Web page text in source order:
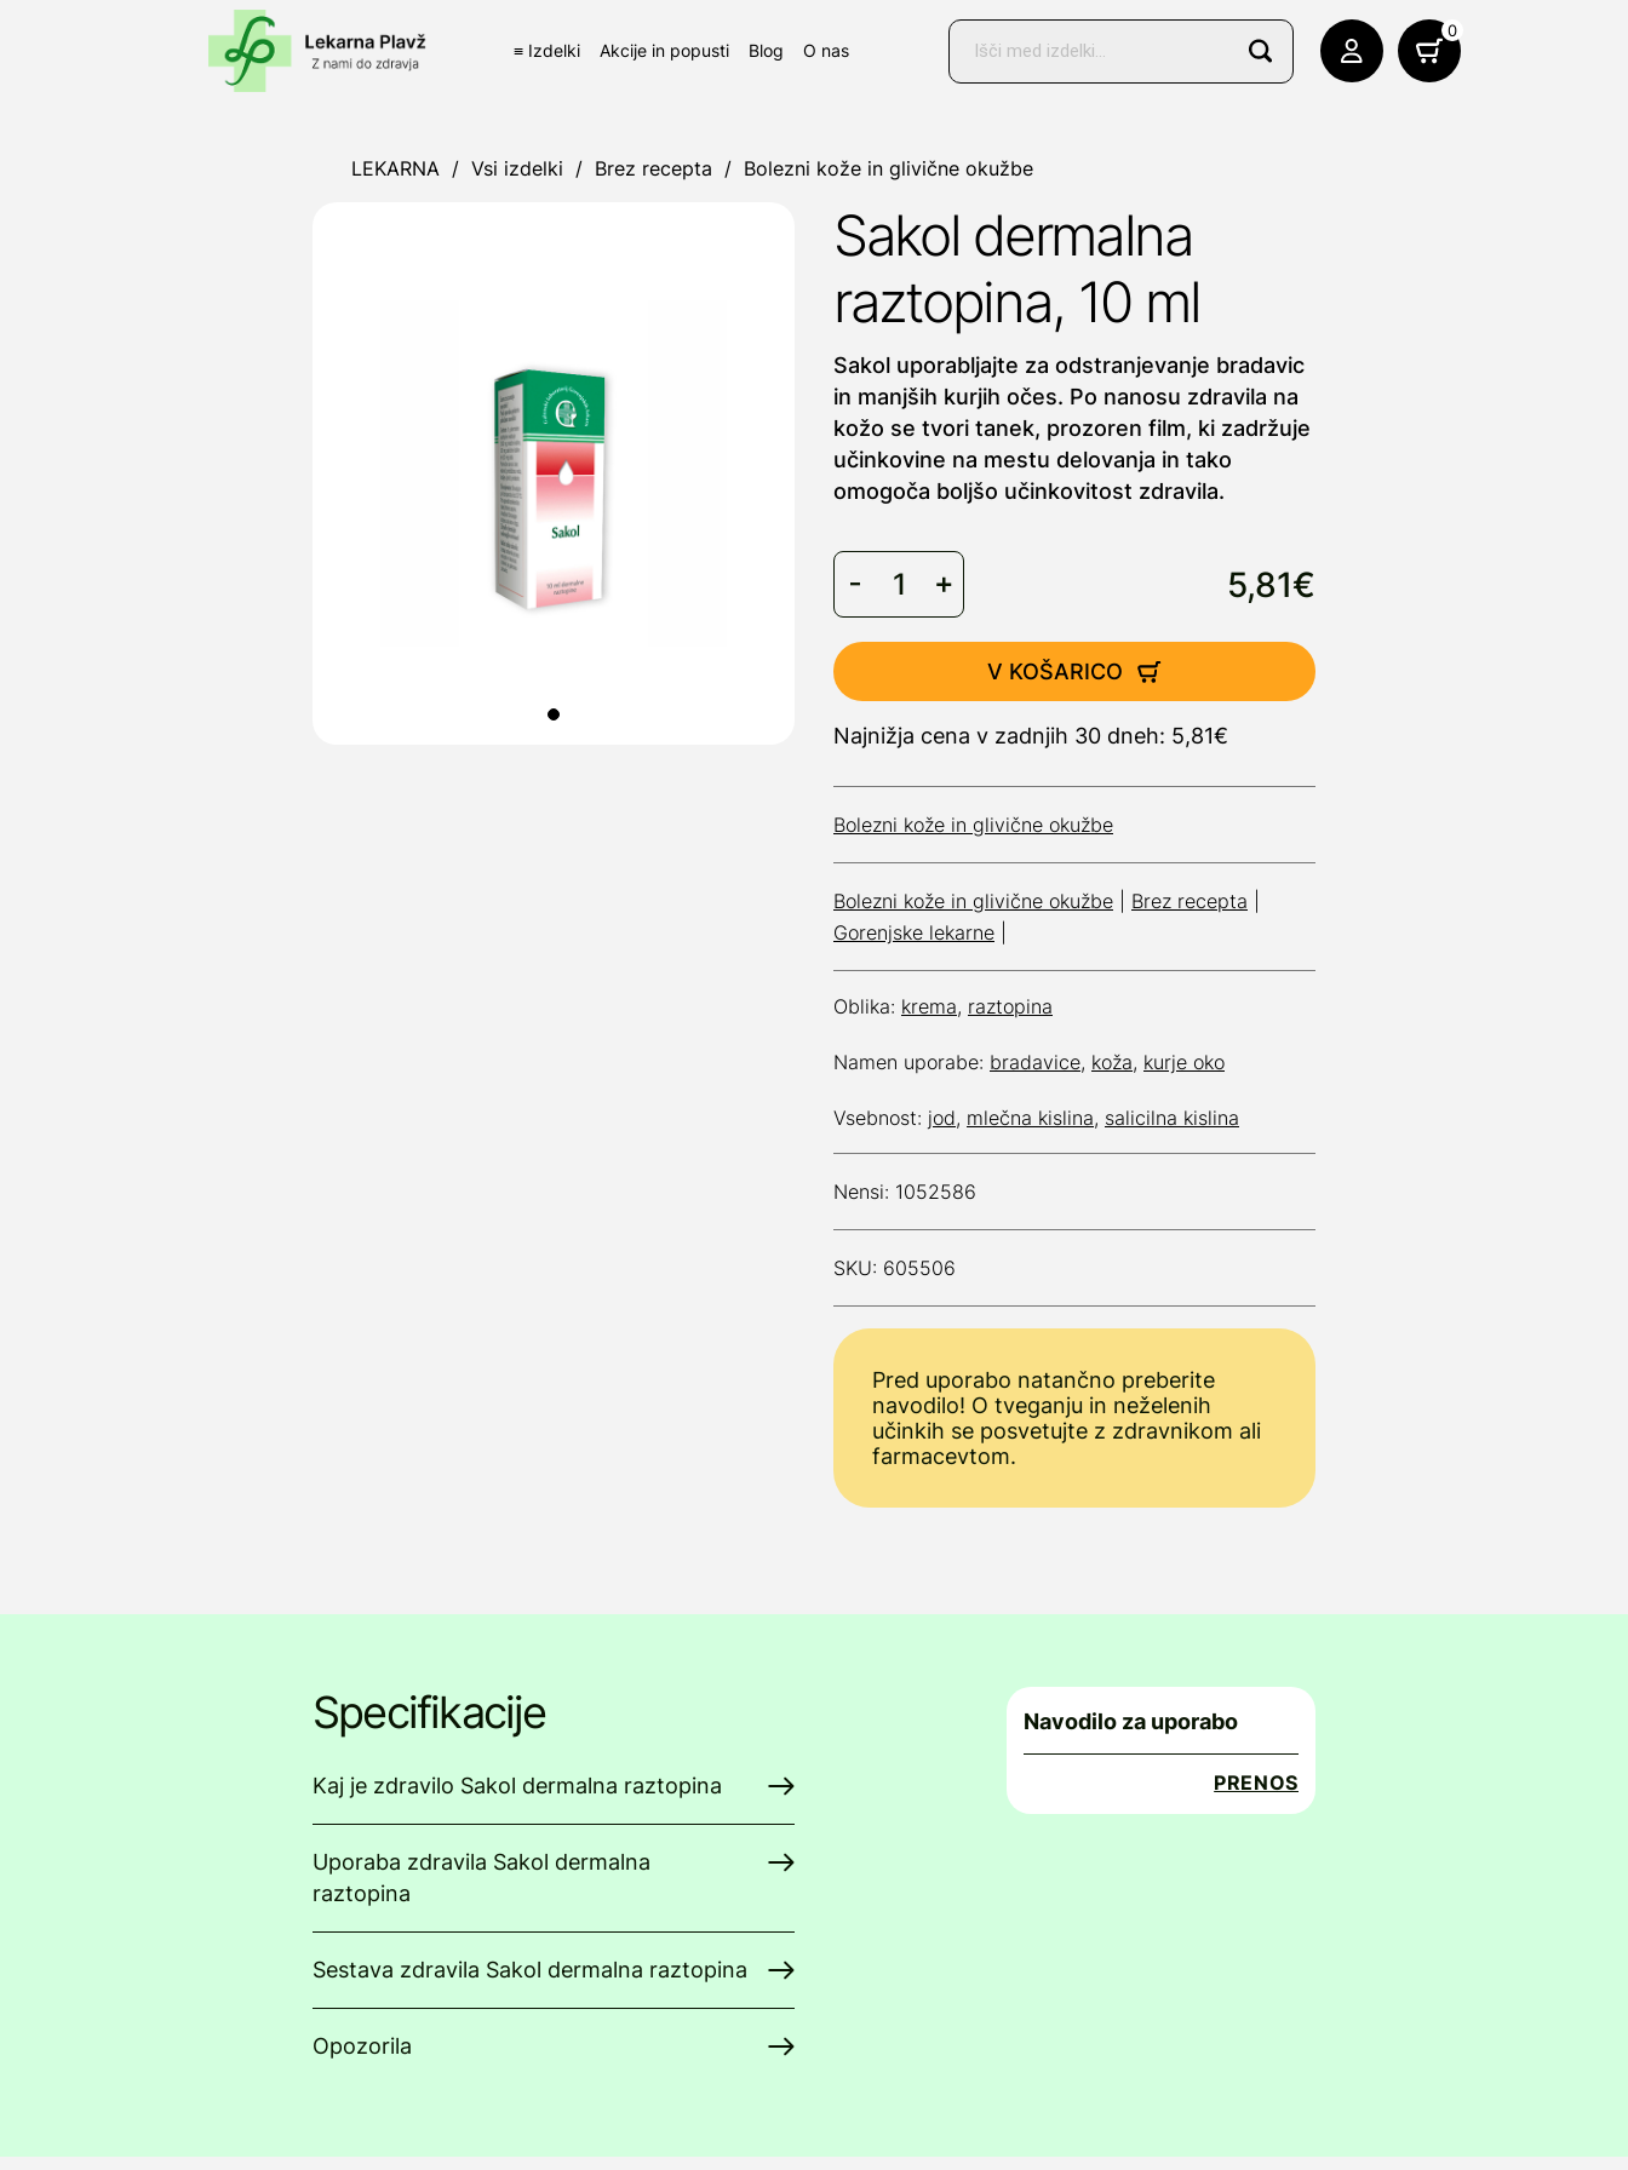
≡ Izdelki Akcije in popusti Blog O nas
Products
search
0
LEKARNA / Vsi izdelki / Brez recepta / Bolezni kože in glivične okužbe
Sakol dermalna
raztopina, 10 ml
Sakol uporabljajte za odstranjevanje bradavic
in manjših kurjih očes. Po nanosu zdravila na
kožo se tvori tanek, prozoren film, ki zadržuje
učinkovine na mestu delovanja in tako
omogoča boljšo učinkovitost zdravila.
5,81€
V KOŠARICO
Najnižja cena v zadnjih 30 dneh: 5,81€
Bolezni kože in glivične okužbe
Bolezni kože in glivične okužbe Brez recepta
Gorenjske lekarne
Oblika: krema, raztopina
Namen uporabe: bradavice, koža, kurje oko
Vsebnost: jod, mlečna kislina, salicilna kislina
Nensi: 1052586
SKU: 605506
Pred uporabo natančno preberite
navodilo! O tveganju in neželenih
učinkih se posvetujte z zdravnikom ali
farmacevtom.
Specifikacije
Kaj je zdravilo Sakol dermalna raztopina
Uporaba zdravila Sakol dermalna
raztopina
Sestava zdravila Sakol dermalna raztopina
Opozorila
Navodilo za uporabo
PRENOS